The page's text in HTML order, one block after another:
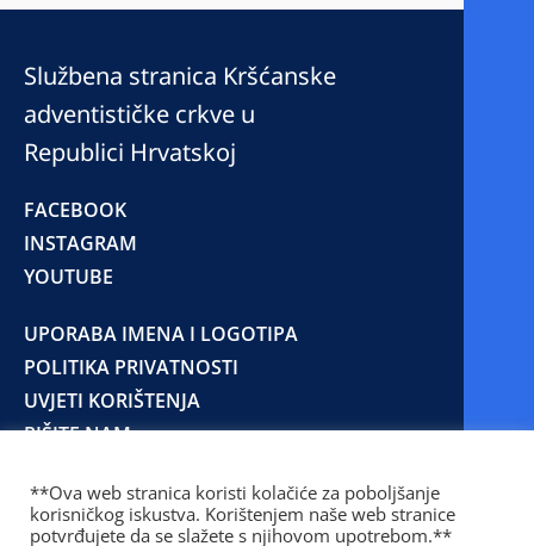
Službena stranica Kršćanske
adventističke crkve u
Republici Hrvatskoj
FACEBOOK
INSTAGRAM
YOUTUBE
UPORABA IMENA I LOGOTIPA
POLITIKA PRIVATNOSTI
UVJETI KORIŠTENJA
PIŠITE NAM
© 2025 Copyright © 2023 Kršćanska adventistička
**Ova web stranica koristi kolačiće za poboljšanje
korisničkog iskustva. Korištenjem naše web stranice
potvrđujete da se slažete s njihovom upotrebom.**